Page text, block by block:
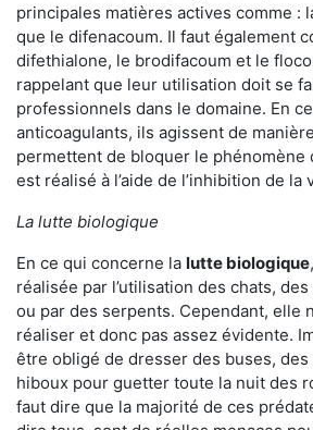
principales matières actives comme :
que le difenacoum. Il faut également
difethialone, le brodifacoum et le
rappelant que leur utilisation doit se
professionnels dans le domaine. En
anticoagulants, ils agissent de
permettent de bloquer le phénomène
est réalisé à l’aide de l’inhibition de la
La lutte biologique
En ce qui concerne la lutte biologique
réalisée par l’utilisation des chats,
ou par des serpents. Cependant, elle
réaliser et donc pas assez évidente.
être obligé de dresser des buses,
hiboux pour guetter toute la nuit des
faut dire que la majorité de ces